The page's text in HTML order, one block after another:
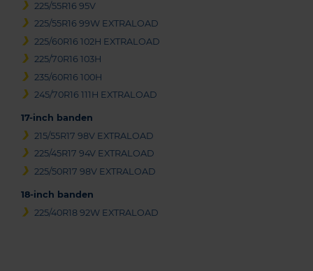
225/55R16 95V
225/55R16 99W EXTRALOAD
225/60R16 102H EXTRALOAD
225/70R16 103H
235/60R16 100H
245/70R16 111H EXTRALOAD
17-inch banden
215/55R17 98V EXTRALOAD
225/45R17 94V EXTRALOAD
225/50R17 98V EXTRALOAD
18-inch banden
225/40R18 92W EXTRALOAD